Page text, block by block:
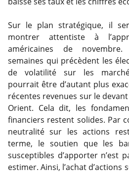
Sur le plan stratégique, il
montrer attentiste à
américaines de novembre.
semaines qui précèdent les
de volatilité sur les
pourrait être d’autant plus
récentes revenues sur le
Orient. Cela dit, les
financiers restent solides. Par
neutralité sur les actions
terme, le soutien que les
susceptibles d’apporter n’est
estimer. Ainsi, l’achat d’actions